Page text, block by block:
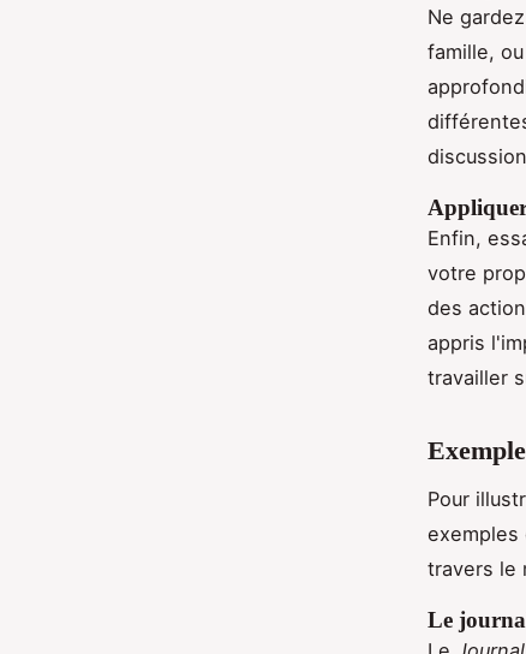
Ne
famille,
Enfin,
votre
des
appris
travailler
Pour
exemples
travers le
Le